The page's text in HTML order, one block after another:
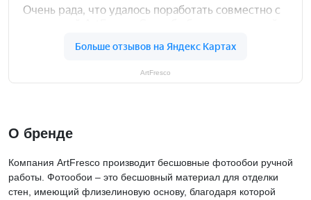
ArtFresco
О бренде
Компания ArtFresco производит бесшовные фотообои ручной
работы. Фотообои – это бесшовный материал для отделки
стен, имеющий флизелиновую основу, благодаря которой